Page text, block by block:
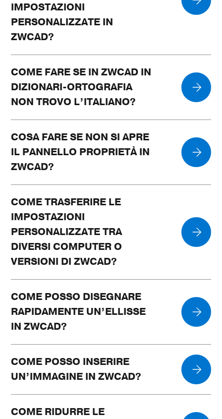
IMPOSTAZIONI
PERSONALIZZATE IN
ZWCAD?
COME FARE SE IN ZWCAD IN
DIZIONARI-ORTOGRAFIA
NON TROVO L’ITALIANO?
COSA FARE SE NON SI APRE
IL PANNELLO PROPRIETÀ IN
ZWCAD?
COME TRASFERIRE LE
IMPOSTAZIONI
PERSONALIZZATE TRA
DIVERSI COMPUTER O
VERSIONI DI ZWCAD?
COME POSSO DISEGNARE
RAPIDAMENTE UN’ELLISSE
IN ZWCAD?
COME POSSO INSERIRE
UN’IMMAGINE IN ZWCAD?
COME RIDURRE LE